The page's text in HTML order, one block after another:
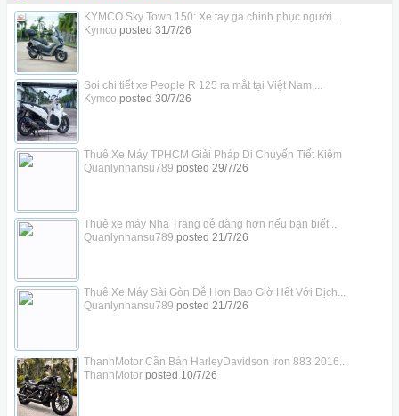
KYMCO Sky Town 150: Xe tay ga chinh phục người...
Kymco posted 31/7/26
Soi chi tiết xe People R 125 ra mắt tại Việt Nam,...
Kymco posted 30/7/26
Thuê Xe Máy TPHCM Giải Pháp Di Chuyển Tiết Kiệm
Quanlynhansu789 posted 29/7/26
Thuê xe máy Nha Trang dễ dàng hơn nếu bạn biết...
Quanlynhansu789 posted 21/7/26
Thuê Xe Máy Sài Gòn Dễ Hơn Bao Giờ Hết Với Dịch...
Quanlynhansu789 posted 21/7/26
ThanhMotor Cần Bán HarleyDavidson Iron 883 2016...
ThanhMotorposted 10/7/26